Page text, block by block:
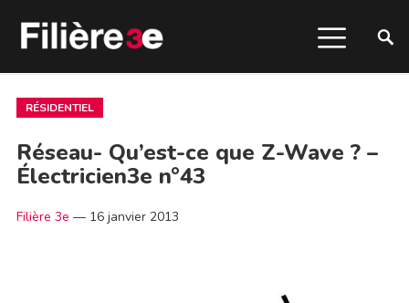
RÉSIDENTIEL
Réseau- Qu’est-ce que Z-Wave ? –
Électricien3e n°43
Filière 3e — 16 janvier 2013